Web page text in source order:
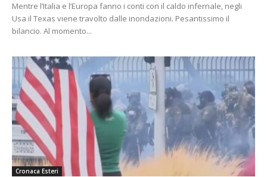
Mentre l’Italia e l’Europa fanno i conti con il caldo infernale, negli
Usa il Texas viene travolto dalle inondazioni. Pesantissimo il
bilancio. Al momento...
Cronaca Esteri